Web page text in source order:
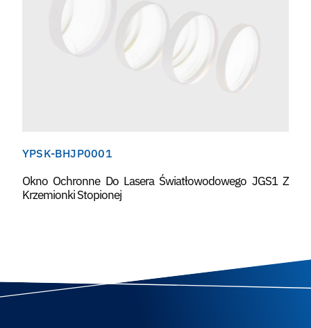
YPSK-BHJP0001
Okno Ochronne Do Lasera Światłowodowego JGS1 Z
Krzemionki Stopionej